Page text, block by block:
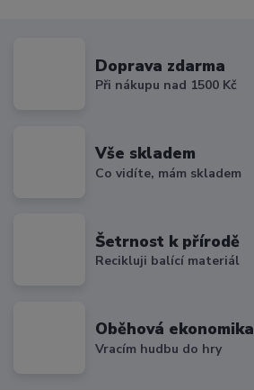
Doprava zdarma
Při nákupu nad 1500 Kč
Vše skladem
Co vidíte, mám skladem
Šetrnost k přírodě
Recikluji balící materiál
Oběhová ekonomika
Vracím hudbu do hry